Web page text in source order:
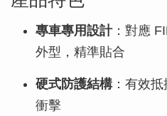
專車專用設計：對應
外型，精準貼合
硬式防護結構：有效抵
衝擊